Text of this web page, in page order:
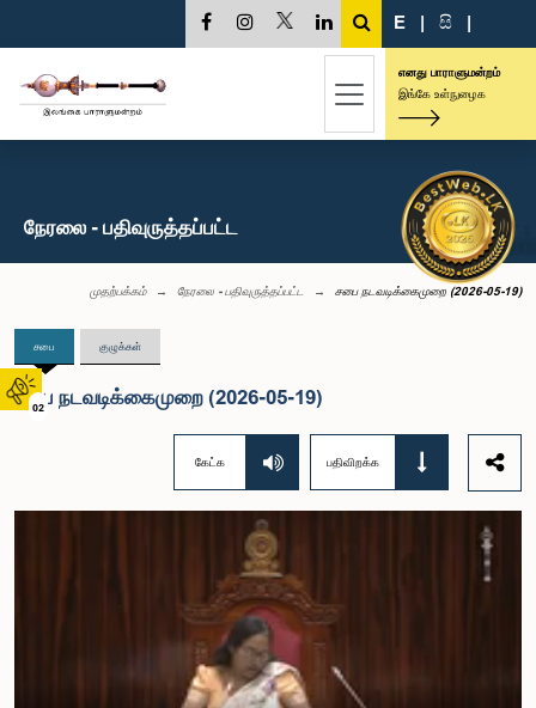
02
E | සි |
எனது பாராளுமன்றம்
இங்கே உள்நுழைக
நேரலை - பதிவுருத்தப்பட்ட
முதற்பக்கம் நேரலை - பதிவுருத்தப்பட்ட சபை நடவடிக்கைமுறை (2026-05-19)
சபை குழுக்கள்
சபை நடவடிக்கைமுறை (2026-05-19)
கேட்க பதிவிறக்க